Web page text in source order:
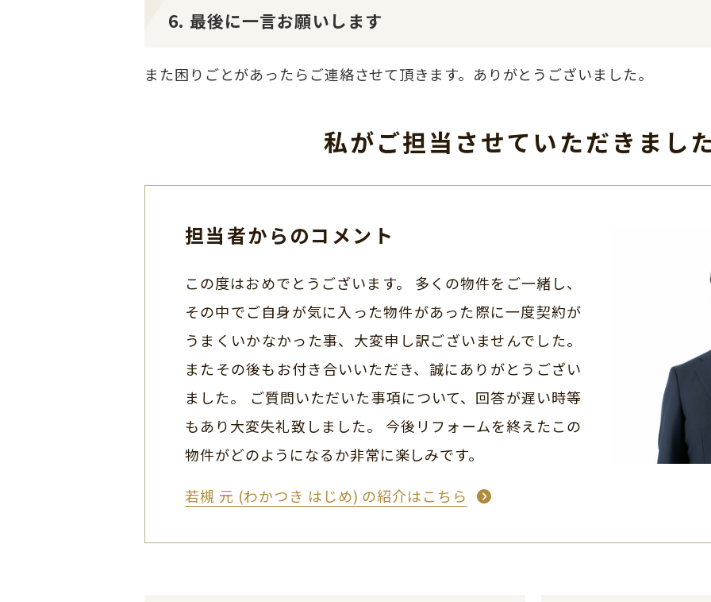
6. 最後に一言お願いします
また困りごとがあったらご連絡させて頂きます。ありがとうございました。
私がご担当させていただきまし
担当者からのコメント
この度はおめでとうございます。 多くの物件をご一緒し、
その中でご自身が気に入った物件があった際に一度契約が
うまくいかなかった事、大変申し訳ございませんでした。
またその後もお付き合いいただき、誠にありがとうござい
ました。 ご質問いただいた事項について、回答が遅い時等
もあり大変失礼致しました。 今後リフォームを終えたこの
物件がどのようになるか非常に楽しみです。
若槻 元 (わかつき はじめ) の紹介はこちら